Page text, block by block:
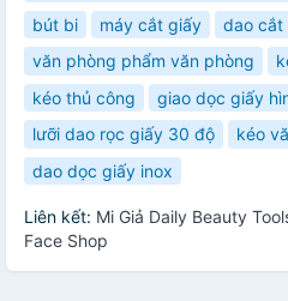
bút bi
máy cắt giấy dao cắt
văn phòng phẩm văn phòng
kéo thủ công
giao dọc giấy
lưỡi dao rọc giấy 30 độ
kéo
dao dọc giấy inox
Liên kết: Mi Giả Daily Beauty
Face Shop